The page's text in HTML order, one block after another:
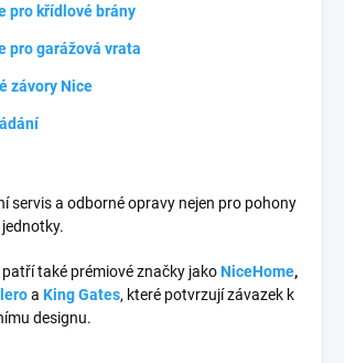
pro křídlové brány
pro garážová vrata
závory Nice
servis a odborné opravy nejen pro pohony
jednotky.
patří také prémiové značky jakoNiceHome,
a King Gates, které potvrzují závazek k
designu.